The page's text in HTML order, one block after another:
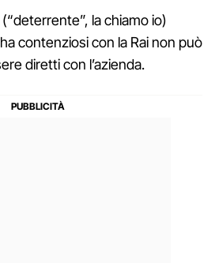
la chiamo io)
contenziosi con la Rai non può
diretti con l’azienda.